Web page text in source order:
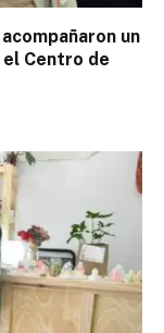
un
Centro de